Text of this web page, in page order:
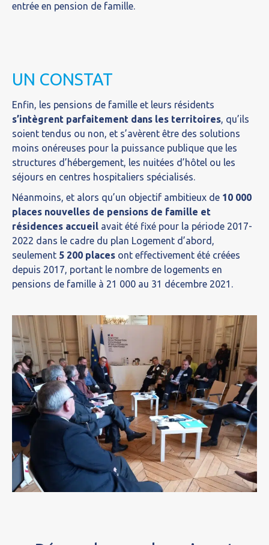
entrée en pension de famille.
UN CONSTAT
Enfin, les pensions de famille et leurs résidents
s’intègrent parfaitement dans les territoires, qu’ils
soient tendus ou non, et s’avèrent être des solutions
moins onéreuses pour la puissance publique que les
structures d’hébergement, les nuitées d’hôtel ou les
séjours en centres hospitaliers spécialisés.
Néanmoins, et alors qu’un objectif ambitieux de 10 000
places nouvelles de pensions de famille et
résidences accueil avait été fixé pour la période 2017-
2022 dans le cadre du plan Logement d’abord,
seulement 5 200 places ont effectivement été créées
depuis 2017, portant le nombre de logements en
pensions de famille à 21 000 au 31 décembre 2021.